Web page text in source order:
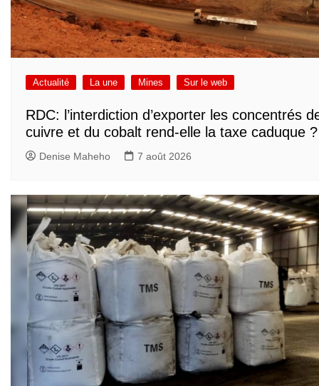
Actualité La une Mines Sur le web
RDC: l’interdiction d’exporter les concentrés
cuivre et du cobalt rend-elle la taxe caduque ?
Denise Maheho 7 août 2026